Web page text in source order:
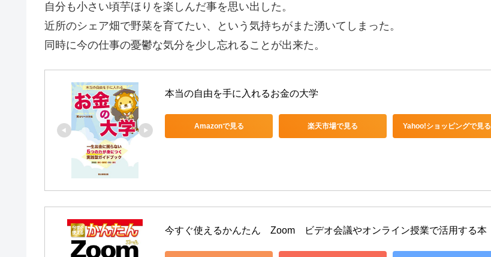
自分も小さい頃芋ほりを楽しんだ事を思い出した。
近所のシェア畑で野菜を育てたい、という気持ちがまた湧いてしまった。
同時に今の仕事の憂鬱な気分を少し忘れることが出来た。
本当の自由を手に入れるお金の大学
Amazonで見る 楽天市場で見る Yahoo!ショッピングで見る
今すぐ使えるかんたん　Zoom　ビデオ会議やオンライン授業で活用する本